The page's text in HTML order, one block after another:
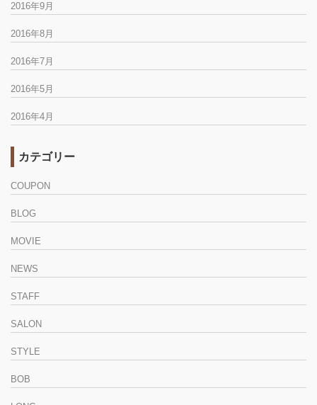
2016年9月
2016年8月
2016年7月
2016年5月
2016年4月
カテゴリー
COUPON
BLOG
MOVIE
NEWS
STAFF
SALON
STYLE
BOB